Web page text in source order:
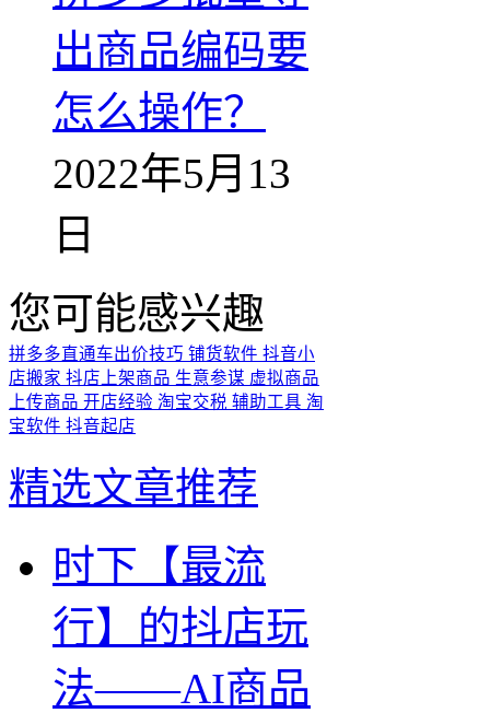
出商品编码要
怎么操作？
2022年5月13
日
您可能感兴趣
拼多多直通车出价技巧 铺货软件 抖音小
店搬家 抖店上架商品 生意参谋 虚拟商品
上传商品 开店经验 淘宝交税 辅助工具 淘
宝软件 抖音起店
精选文章推荐
时下【最流
行】的抖店玩
法——AI商品